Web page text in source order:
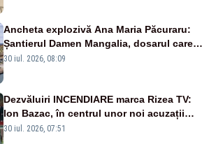
Ancheta explozivă Ana Maria Păcuraru:
Șantierul Damen Mangalia, dosarul care
scufundă apărarea României
30 iul. 2026, 08:09
Dezvăluiri INCENDIARE marca Rizea TV:
Ion Bazac, în centrul unor noi acuzații
publice
30 iul. 2026, 07:51